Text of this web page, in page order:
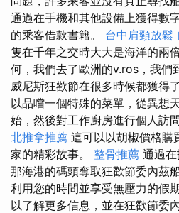
通過在手機和其他設備上獲得數
的乘客借款書籍。 台中肩頸放鬆
隻在千年之交時大大是海洋的兩
何，我們去了歐洲的v.ros，我們
威尼斯狂歡節在很多時候都獲得
以品嚐一個特殊的菜單，從異想
始，然後對工作廚房進行個人訪
北推拿推薦 這可以以胡椒價格購
家的精彩故事。 整骨推薦 通過
那海港的碼頭奪取狂歡節委內茲
利用您的時間並享受無壓力的假
以了解更多信息，並在狂歡節委